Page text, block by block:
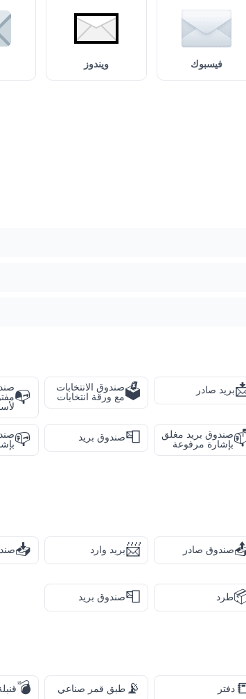
فيسبوك ويندوز
بريد صادر 🗳️صندوق الانتخابات
مع ورقة انتخابات
📭
صندوق بريد مغلق
بإشارة مرفوعة
📮صندوق بريد 📪
صندوق صادر 📨بريد وارد 📥
طرد 📮صندوق بريد
دفتر 📡 طبق قمر صناعي 💣